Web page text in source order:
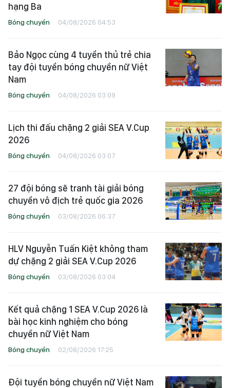
hạng Ba
Bóng chuyền 04/08/2026 04:53
Bảo Ngọc cùng 4 tuyển thủ trẻ chia
tay đội tuyển bóng chuyền nữ Việt
Nam
Bóng chuyền 04/08/2026 03:09
Lịch thi đấu chặng 2 giải SEA V.Cup
2026
Bóng chuyền 04/08/2026 03:07
27 đội bóng sẽ tranh tài giải bóng
chuyền vô địch trẻ quốc gia 2026
Bóng chuyền 03/08/2026 06:37
HLV Nguyễn Tuấn Kiệt không tham
dự chặng 2 giải SEA V.Cup 2026
Bóng chuyền 03/08/2026 03:04
Kết quả chặng 1 SEA V.Cup 2026 là
bài học kinh nghiệm cho bóng
chuyền nữ Việt Nam
Bóng chuyền 02/08/2026 17:25
Đội tuyển bóng chuyền nữ Việt Nam